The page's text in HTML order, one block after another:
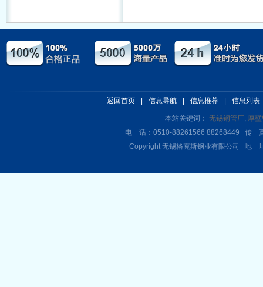
返回首页 信息导航 信息推荐 信息列表
本站关键词： 无锡钢管厂, 厚
电 话：0510-88261566 88268449 传
Copyright 无锡格克斯钢业有限公司 地